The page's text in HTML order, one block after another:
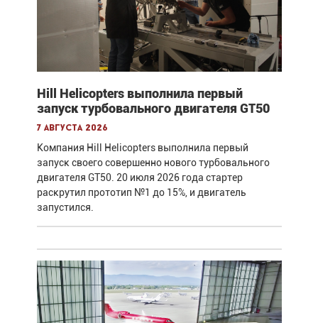
Hill Helicopters выполнила первый
запуск турбовального двигателя GT50
7 августа 2026
Компания Hill Helicopters выполнила первый
запуск своего совершенно нового турбовального
двигателя GT50. 20 июля 2026 года стартер
раскрутил прототип №1 до 15%, и двигатель
запустился.